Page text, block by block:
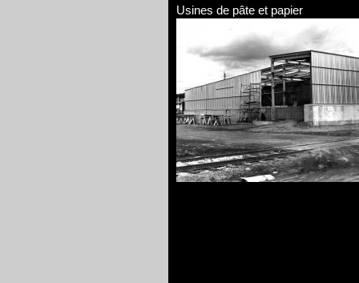
Usines de pâte et papier